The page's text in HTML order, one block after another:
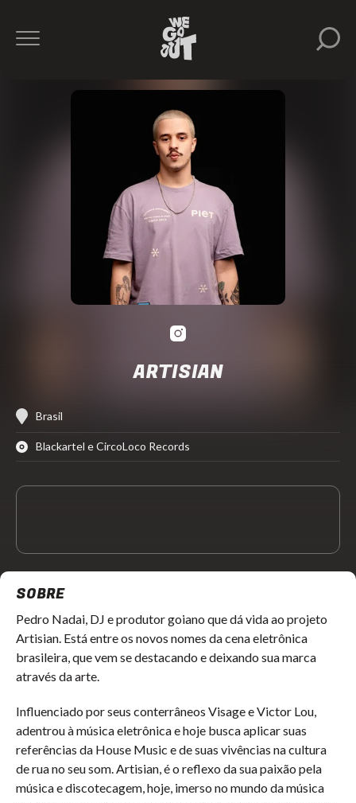
ARTISIAN
Brasil
Blackartel e CircoLoco Records
SOBRE
Pedro Nadai, DJ e produtor goiano que dá vida ao projeto
Artisian. Está entre os novos nomes da cena eletrônica
brasileira, que vem se destacando e deixando sua marca
através da arte.
Influenciado por seus conterrâneos Visage e Victor Lou,
adentrou à música eletrônica e hoje busca aplicar suas
referências da House Music e de suas vivências na cultura
de rua no seu som. Artisian, é o reflexo da sua paixão pela
música e discotecagem, hoje, imerso no mundo da música